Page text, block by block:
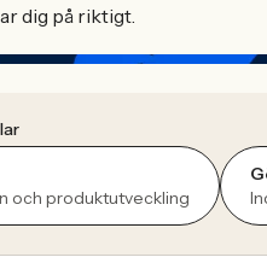
dig på riktigt.
och produktutveckling